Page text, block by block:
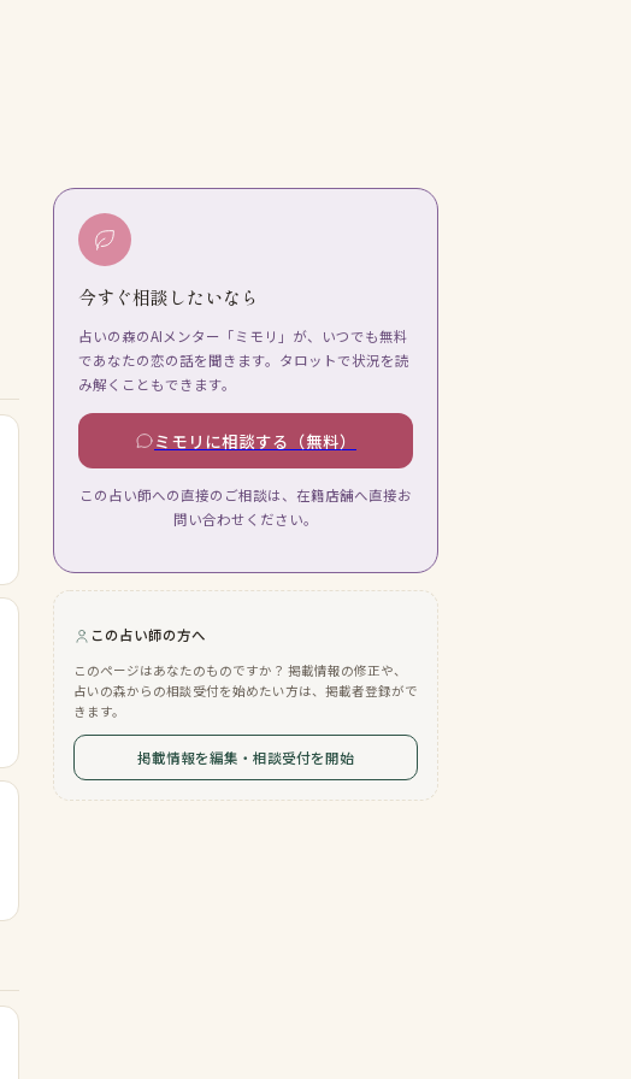
今すぐ相談したいなら
占いの森のAIメンター「ミモリ」が、いつでも無料
であなたの恋の話を聞きます。タロットで状況を読
み解くこともできます。
ミモリに相談する（無料）
この占い師への直接のご相談は、在籍店舗へ直接お
問い合わせください。
この占い師の方へ
このページはあなたのものですか？ 掲載情報の修正や、
占いの森からの相談受付を始めたい方は、掲載者登録がで
きます。
掲載情報を編集・相談受付を開始